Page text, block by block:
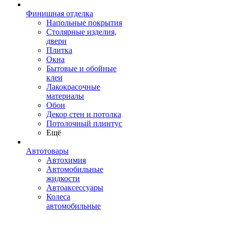
Финишная отделка
Напольные покрытия
Столярные изделия,
двери
Плитка
Окна
Бытовые и обойные
клеи
Лакокрасочные
материалы
Обои
Декор стен и потолка
Потолочный плинтус
Ещё
Автотовары
Автохимия
Автомобильные
жидкости
Автоаксессуары
Колеса
автомобильные